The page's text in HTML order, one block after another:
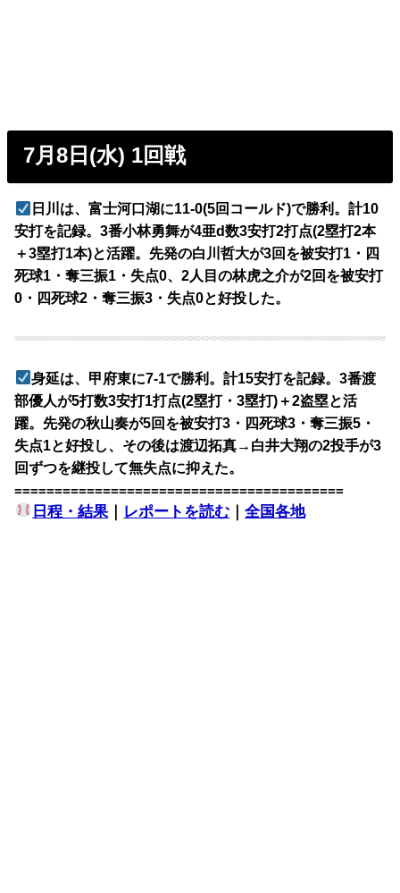
7月8日(水) 1回戦
日川は、富士河口湖に11-0(5回コールド)で勝利。計10
安打を記録。3番小林勇舞が4亜d数3安打2打点(2塁打2本
＋3塁打1本)と活躍。先発の白川哲大が3回を被安打1・四
死球1・奪三振1・失点0、2人目の林虎之介が2回を被安打
0・四死球2・奪三振3・失点0と好投した。
身延は、甲府東に7-1で勝利。計15安打を記録。3番渡
部優人が5打数3安打1打点(2塁打・3塁打)＋2盗塁と活
躍。先発の秋山奏が5回を被安打3・四死球3・奪三振5・
失点1と好投し、その後は渡辺拓真→白井大翔の2投手が3
回ずつを継投して無失点に抑えた。
=========================================
日程・結果 ｜ レポートを読む ｜全国各地